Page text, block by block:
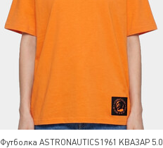
Футболка ASTRONAUTICS1961 КВАЗАР 5.0